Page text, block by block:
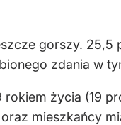
gorszy. 25,5
zdania w
życia (19
mieszkańcy